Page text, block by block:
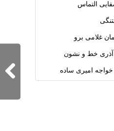
التماس
غلامی برو
آذری خط و نشون
خواجه امیری ساده